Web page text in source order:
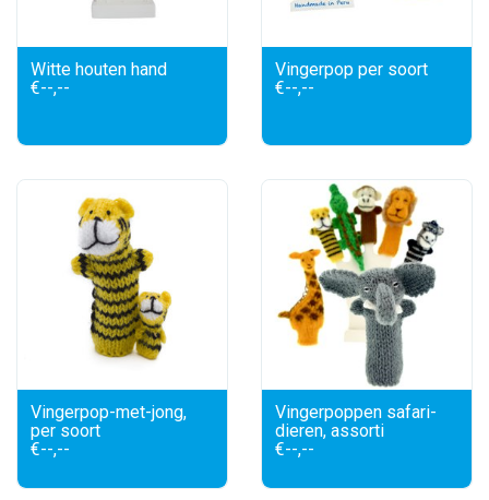
Witte houten hand
€--,--
Vingerpop per soort
€--,--
Vingerpop-met-jong,
per soort
€--,--
Vingerpoppen safari-
dieren, assorti
€--,--